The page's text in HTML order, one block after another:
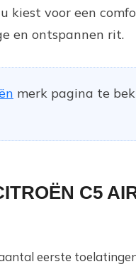
kiest voor een
en ontspannen rit.
merk pagina te
C5
eerste